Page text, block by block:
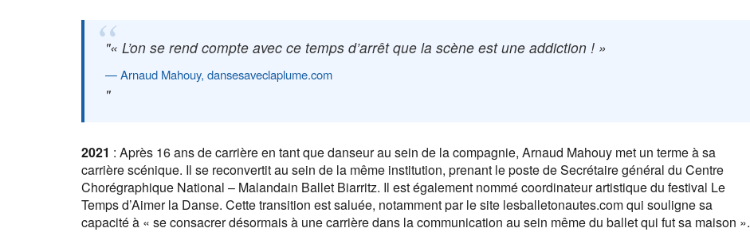
« L’on se rend compte avec ce temps d’arrêt que la scène est une addiction ! »
Arnaud Mahouy, dansesaveclaplume.com
2021 : Après 16 ans de carrière en tant que danseur au sein de la compagnie, Arnaud Mahouy met un terme à sa
carrière scénique. Il se reconvertit au sein de la même institution, prenant le poste de Secrétaire général du Centre
Chorégraphique National – Malandain Ballet Biarritz. Il est également nommé coordinateur artistique du festival Le
Temps d’Aimer la Danse. Cette transition est saluée, notamment par le site lesballetonautes.com qui souligne sa
capacité à « se consacrer désormais à une carrière dans la communication au sein même du ballet qui fut sa maison ».